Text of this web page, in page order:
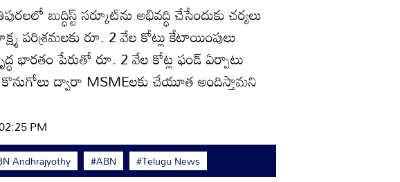
బుద్ధిస్ట్ సర్కూట్‌ను అభివ‌ద్ధి చేసేందుకు చర్యలు
పరిశ్రమలకు రూ. 2 వేల కోట్లు కేటాయింపులు
భారతం పేరుతో రూ. 2 వేల కోట్ల ఫండ్ ఏర్పాటు
కొనుగోలు ద్వారా MSMEలకు చేయూత అందిస్తామని
PM
Andhrajyothy #ABN #Telugu News